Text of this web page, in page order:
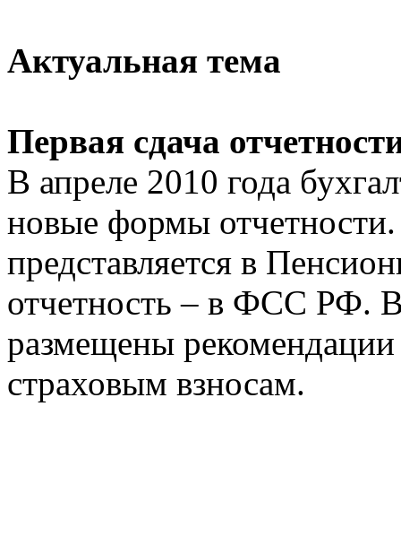
Актуальная тема
Первая сдача
В апреле 2010 года
новые формы отчетности.
представляется в
отчетность – в ФСС РФ.
размещены
страховым взносам.